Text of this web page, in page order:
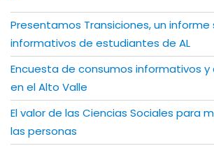
Presentamos Transiciones, un
informativos de estudiantes de AL
Encuesta de consumos informativos y
en el Alto Valle
El valor de las Ciencias Sociales para
las personas